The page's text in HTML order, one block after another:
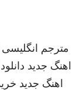
مترجم
اهنگ جدید
اهنگ جدید